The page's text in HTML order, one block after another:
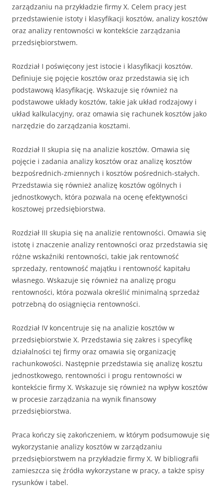
zarządzaniu na przykładzie firmy X. Celem pracy jest
przedstawienie istoty i klasyfikacji kosztów, analizy kosztów
oraz analizy rentowności w kontekście zarządzania
przedsiębiorstwem.
Rozdział I poświęcony jest istocie i klasyfikacji kosztów.
Definiuje się pojęcie kosztów oraz przedstawia się ich
podstawową klasyfikację. Wskazuje się również na
podstawowe układy kosztów, takie jak układ rodzajowy i
układ kalkulacyjny, oraz omawia się rachunek kosztów jako
narzędzie do zarządzania kosztami.
Rozdział II skupia się na analizie kosztów. Omawia się
pojęcie i zadania analizy kosztów oraz analizę kosztów
bezpośrednich-zmiennych i kosztów pośrednich-stałych.
Przedstawia się również analizę kosztów ogólnych i
jednostkowych, która pozwala na ocenę efektywności
kosztowej przedsiębiorstwa.
Rozdział III skupia się na analizie rentowności. Omawia się
istotę i znaczenie analizy rentowności oraz przedstawia się
różne wskaźniki rentowności, takie jak rentowność
sprzedaży, rentowność majątku i rentowność kapitału
własnego. Wskazuje się również na analizę progu
rentowności, która pozwala określić minimalną sprzedaż
potrzebną do osiągnięcia rentowności.
Rozdział IV koncentruje się na analizie kosztów w
przedsiębiorstwie X. Przedstawia się zakres i specyfikę
działalności tej firmy oraz omawia się organizację
rachunkowości. Następnie przedstawia się analizę kosztu
jednostkowego, rentowności i progu rentowności w
kontekście firmy X. Wskazuje się również na wpływ kosztów
w procesie zarządzania na wynik finansowy
przedsiębiorstwa.
Praca kończy się zakończeniem, w którym podsumowuje się
wykorzystanie analizy kosztów w zarządzaniu
przedsiębiorstwem na przykładzie firmy X. W bibliografii
zamieszcza się źródła wykorzystane w pracy, a także spisy
rysunków i tabel.